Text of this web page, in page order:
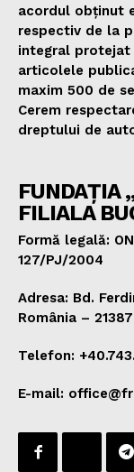
acordul obținut
respectiv de la
integral protejat
articolele
maxim 500 de
Cerem
dreptului de
FUNDAȚIA
FILIALA
Formă legală:
127/PJ/2004
Adresa: Bd.
România – 21387
Telefon:
E-mail: